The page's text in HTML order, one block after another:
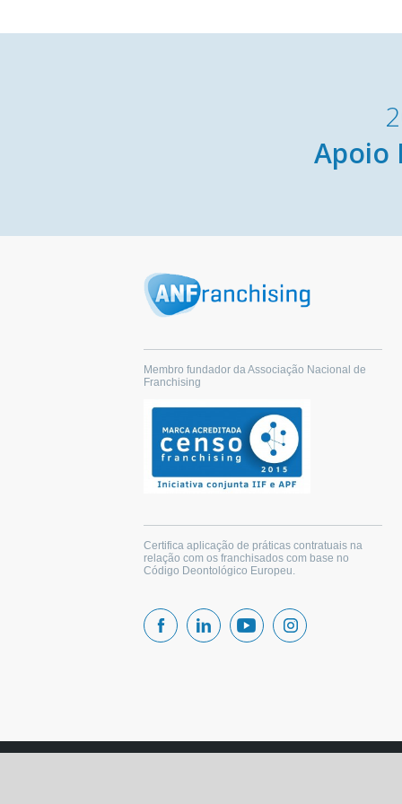
Apoio
Membro fundador da Associação Nacional de
Franchising
Certifica aplicação de práticas contratuais na
relação com os franchisados com base no
Código Deontológico Europeu.